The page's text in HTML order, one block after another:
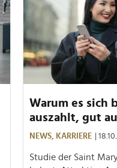
Warum es sich
auszahlt, gut
NEWS, KARRIERE |
Studie der Saint